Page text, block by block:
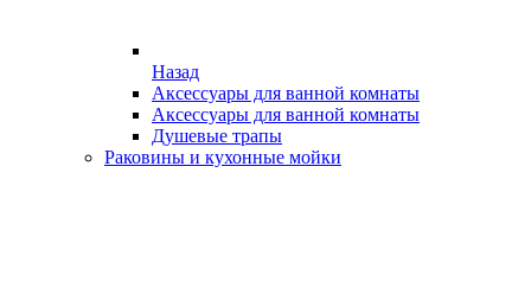
Назад
Аксессуары для ванной комнаты
Аксессуары для ванной комнаты
Душевые трапы
Раковины и кухонные мойки